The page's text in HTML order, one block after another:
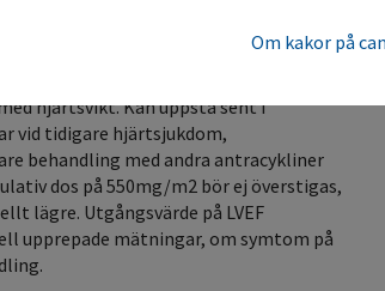
nästa dos.
hjärtsvikt. Kan uppstå sent i
vid tidigare hjärtsjukdom,
behandling med andra antracykliner
dos på 550mg/m2 bör ej överstigas,
lägre. Utgångsvärde på LVEF
upprepade mätningar, om symtom på
Om kakor på